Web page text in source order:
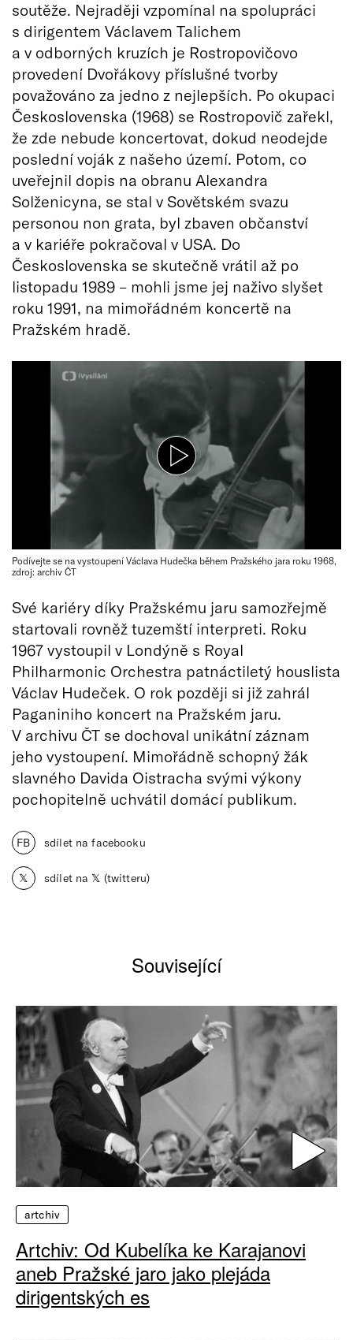
soutěže. Nejraději vzpomínal na spolupráci
s dirigentem Václavem Talichem
a v odborných kruzích je Rostropovičovo
provedení Dvořákovy příslušné tvorby
považováno za jedno z nejlepších. Po okupaci
Československa (1968) se Rostropovič zařekl,
že zde nebude koncertovat, dokud neodejde
poslední voják z našeho území. Potom, co
uveřejnil dopis na obranu Alexandra
Solženicyna, se stal v Sovětském svazu
personou non grata, byl zbaven občanství
a v kariéře pokračoval v USA. Do
Československa se skutečně vrátil až po
listopadu 1989 – mohli jsme jej naživo slyšet
roku 1991, na mimořádném koncertě na
Pražském hradě.
Podívejte se na vystoupení Václava Hudečka během Pražského jara roku 1968,
zdroj: archiv ČT
Své kariéry díky Pražskému jaru samozřejmě
startovali rovněž tuzemští interpreti. Roku
1967 vystoupil v Londýně s Royal
Philharmonic Orchestra patnáctiletý houslista
Václav Hudeček. O rok později si již zahrál
Paganiniho koncert na Pražském jaru.
V archivu ČT se dochoval unikátní záznam
jeho vystoupení. Mimořádně schopný žák
slavného Davida Oistracha svými výkony
pochopitelně uchvátil domácí publikum.
FB sdílet na facebooku
𝕏 sdílet na 𝕏 (twitteru)
Související
artchiv
Artchiv: Od Kubelíka ke Karajanovi
aneb Pražské jaro jako plejáda
dirigentských es